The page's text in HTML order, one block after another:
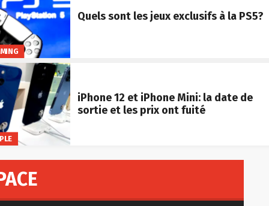
Quels sont les jeux exclusifs à la PS5?
iPhone 12 et iPhone Mini: la date de
sortie et les prix ont fuité